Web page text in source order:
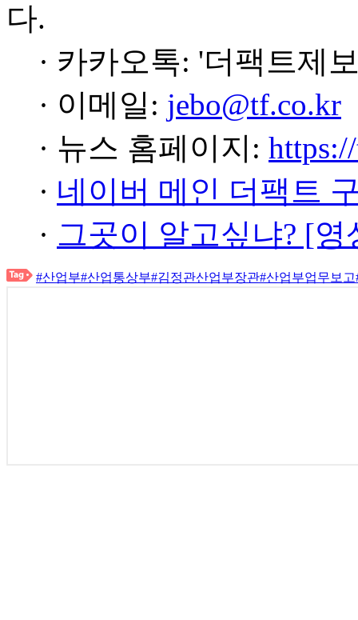
다.
· 카카오톡: '더팩트제
· 이메일: jebo@tf.co.kr
· 뉴스 홈페이지:
· 네이버 메인 더팩트
· 그곳이 알고싶냐? [
#산업부#산업통상부#김정관산업부장관#산업부업무보고